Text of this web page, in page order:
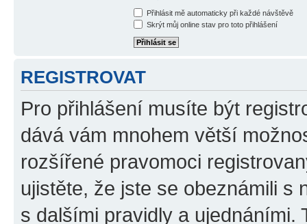
Přihlásit mě automaticky při každé návštěvě
Skrýt můj online stav pro toto přihlášení
REGISTROVAT
Pro přihlášení musíte být
dává vám mnohem větší
rozšířené pravomoci
ujistěte, že jste se obeznámili s
s dalšími pravidly a ujednáními.